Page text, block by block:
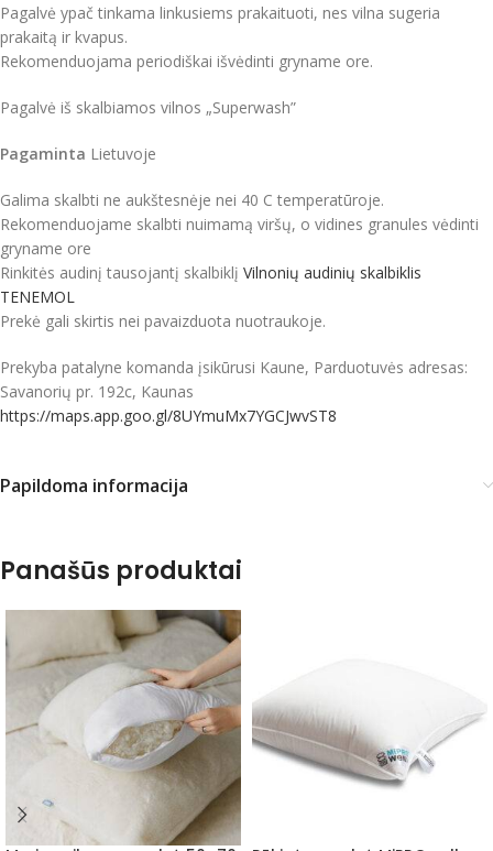
Pagalvė ypač tinkama linkusiems prakaituoti, nes vilna sugeria
prakaitą ir kvapus.
Rekomenduojama periodiškai išvėdinti gryname ore.
Pagalvė iš skalbiamos vilnos „Superwash”
Pagaminta Lietuvoje
Galima skalbti ne aukštesnėje nei 40 C temperatūroje.
Rekomenduojame skalbti nuimamą viršų, o vidines granules vėdinti
gryname ore
Rinkitės audinį tausojantį skalbiklį Vilnonių audinių skalbiklis
TENEMOL
Prekė gali skirtis nei pavaizduota nuotraukoje.
Prekyba patalyne komanda įsikūrusi Kaune, Parduotuvės adresas:
Savanorių pr. 192c, Kaunas
https://maps.app.goo.gl/8UYmuMx7YGCJwvST8
Papildoma informacija
Panašūs produktai